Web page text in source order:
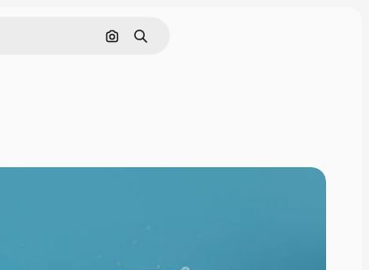
Поиск по изображению
Поиск